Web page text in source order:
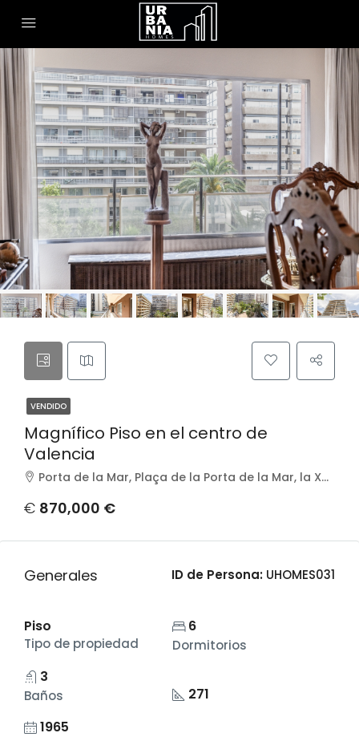
VENDIDO
Magnífico Piso en el centro de
Valencia
Porta de la Mar, Plaça de la Porta de la Mar, la Xerea, Ciutat Vella, València, Comarca de València, València / Valencia, Comunitat Valenciana, 46004, España
€ 870,000 €
Generales ID de Persona: UHOMES031
Piso
Tipo de propiedad
6
Dormitorios
3
Baños
271
1965